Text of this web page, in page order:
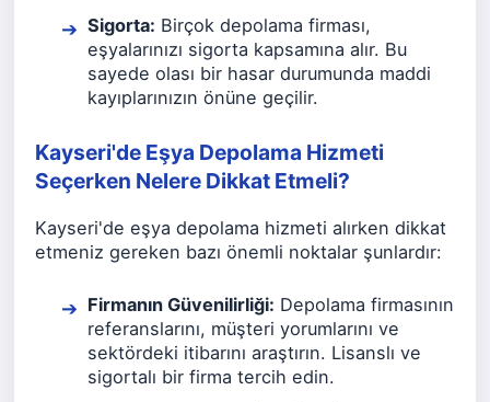
Sigorta: Birçok depolama firması,
eşyalarınızı sigorta kapsamına alır. Bu
sayede olası bir hasar durumunda maddi
kayıplarınızın önüne geçilir.
Kayseri'de Eşya Depolama Hizmeti
Seçerken Nelere Dikkat Etmeli?
Kayseri'de eşya depolama hizmeti alırken dikkat
etmeniz gereken bazı önemli noktalar şunlardır:
Firmanın Güvenilirliği: Depolama firmasının
referanslarını, müşteri yorumlarını ve
sektördeki itibarını araştırın. Lisanslı ve
sigortalı bir firma tercih edin.